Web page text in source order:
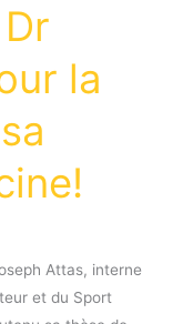
la
Attas, interne
et du Sport